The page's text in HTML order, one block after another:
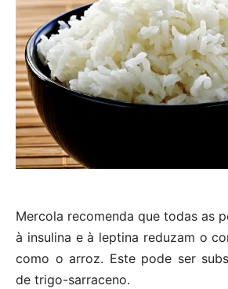
Mercola recomenda que todas as
à insulina e à leptina reduzam o
como o arroz. Este pode ser
de trigo-sarraceno.